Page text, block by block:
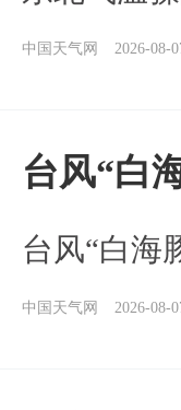
中国天气网 2026-08-
台风“白
台风“白海
中国天气网 2026-08-